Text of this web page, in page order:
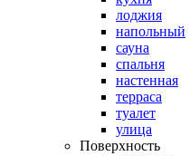
лоджия
напольный
сауна
спальня
настенная
терраса
туалет
улица
Поверхность